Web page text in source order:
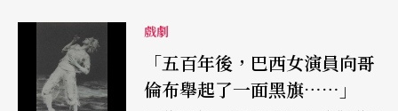
戲劇
「五百年後，巴西女演員向哥
倫布舉起了一面黑旗……」